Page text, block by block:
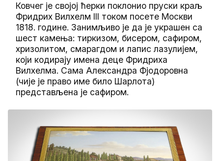
Ковчег је својој ћерки поклонио пруски краљ
Фридрих Вилхелм III током посете Москви
1818. године. Занимљиво је да је украшен са
шест камења: тиркизом, бисером, сафиром,
хризолитом, смарагдом и лапис лазулијем,
који кодирају имена деце Фридриха
Вилхелма. Сама Александра Фјодоровна
(чије је право име било Шарлота)
представљена је сафиром.